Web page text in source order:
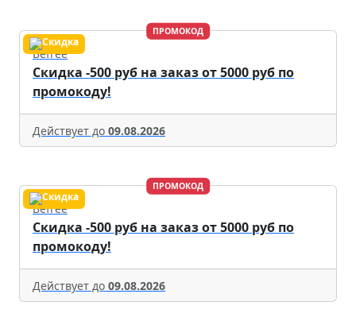
ПРОМОКОД
Befree
Скидка -500 руб на заказ от 5000 руб по
промокоду!
Действует до 09.08.2026
ПРОМОКОД
Befree
Скидка -500 руб на заказ от 5000 руб по
промокоду!
Действует до 09.08.2026